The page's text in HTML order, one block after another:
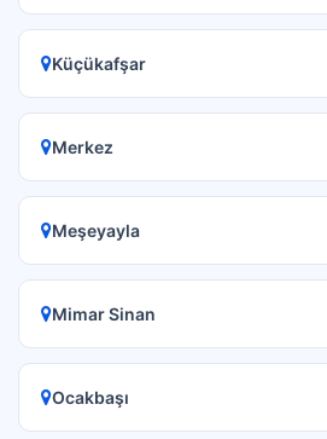
Küçükafşar
Merkez
Meşeyayla
Mimar Sinan
Ocakbaşı